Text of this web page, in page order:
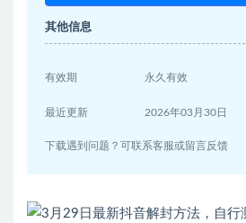
其他信息
有效期 永久有效
最近更新 2026年03月30日
下载遇到问题？可联系客服或留言反馈